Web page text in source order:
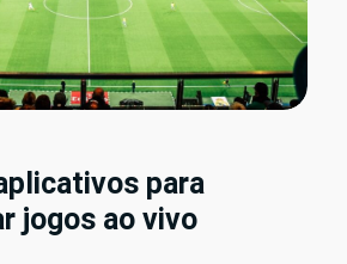
para
jogos ao vivo